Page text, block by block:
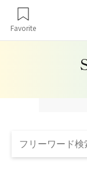
Favorite